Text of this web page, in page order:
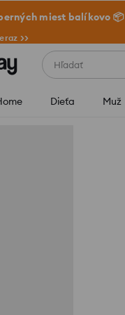
miest balíkovo 📦
>>
Hľadať
Dieťa Muž